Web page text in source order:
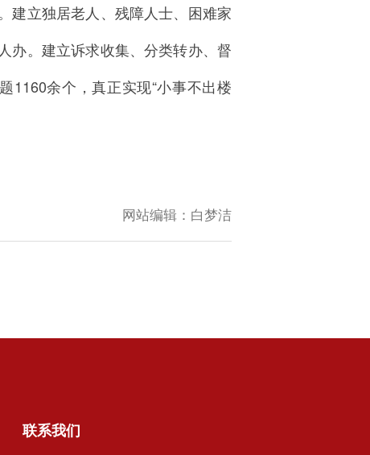
建立独居老人、残障人士、困难家
办。建立诉求收集、分类转办、督
1160余个，真正实现“小事不出楼
网站编辑： 白梦洁
联系我们